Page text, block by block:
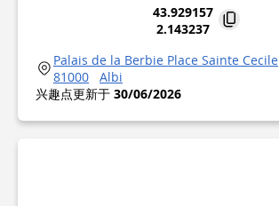
43.929157
2.143237
Palais de la Berbie Place Sainte Cecile
81000
Albi
兴趣点更新于 30/06/2026